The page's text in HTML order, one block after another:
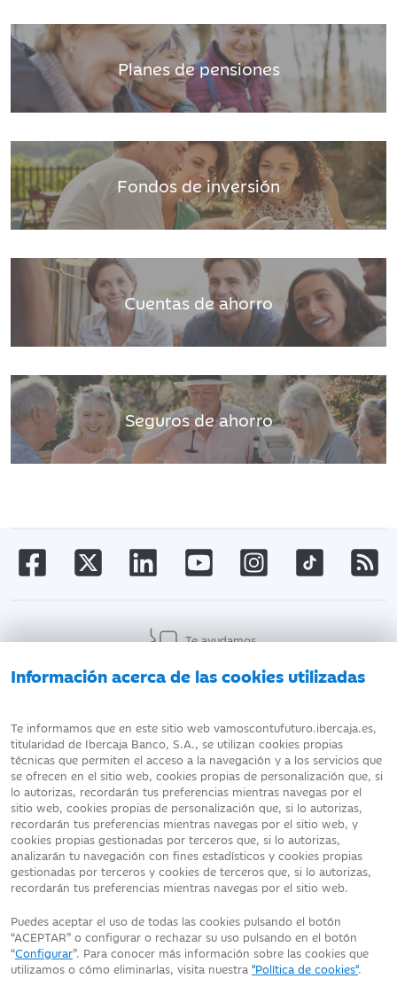
Información acerca de las cookies utilizadas
Te informamos que en este sitio web vamoscontufuturo.ibercaja.es,
titularidad de Ibercaja Banco, S.A., se utilizan cookies propias
técnicas que permiten el acceso a la navegación y a los servicios que
se ofrecen en el sitio web, cookies propias de personalización que, si
lo autorizas, recordarán tus preferencias mientras navegas por el
sitio web, cookies propias de personalización que, si lo autorizas,
recordarán tus preferencias mientras navegas por el sitio web, y
cookies propias gestionadas por terceros que, si lo autorizas,
analizarán tu navegación con fines estadísticos y cookies propias
gestionadas por terceros y cookies de terceros que, si lo autorizas,
recordarán tus preferencias mientras navegas por el sitio web.
Puedes aceptar el uso de todas las cookies pulsando el botón
“ACEPTAR” o configurar o rechazar su uso pulsando en el botón
“Configurar”. Para conocer más información sobre las cookies que
utilizamos o cómo eliminarlas, visita nuestra "Política de cookies".
Planes de pensiones
Fondos de inversión
Cuentas de ahorro
Seguros de ahorro
Te ayudamos
DATOS PERSONALES POLÍTICA DE COOKIES
Fecha de edición: 06/08/2026
©Ibercaja Banco, S.A. - IBERCAJA - NIF. A-99319030 R.M. de
Zaragoza (T.3865. F.1. H.Z.-52186, Inscripc.1º)
España con el código 2085.
Domicilio social: Plaza de Basilio Paraíso, 2. 50008-Zaragoza.